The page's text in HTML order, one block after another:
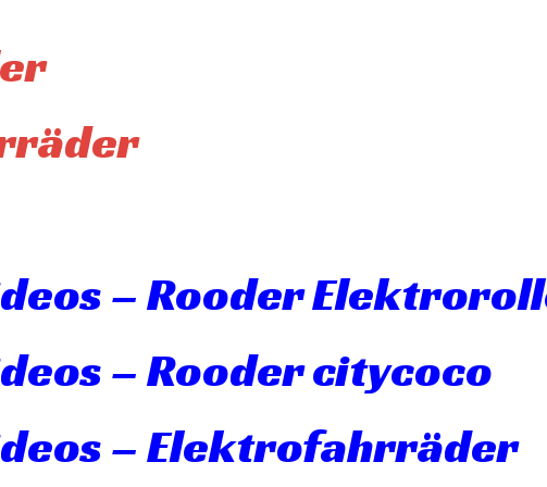
– Rooder
– Rooder citycoco
– Elektrofahrräder